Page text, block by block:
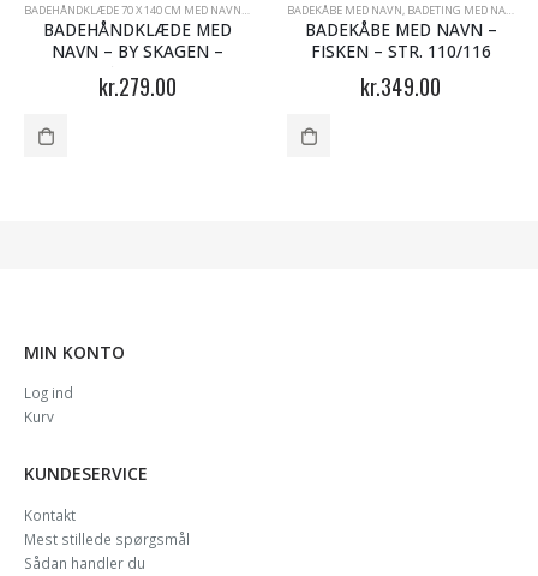
,HÅNDKLÆDER MED NAVN BADEHÅNDKLÆDE 70 X 140 CM MED NAVN
,BADETING MED NAVN,HÅNDKLÆDER MED NAVN
BADEHÅNDKLÆDE MED
NAVN – BY SKAGEN –
STØVET ROSA
kr.279.00
BADEKÅBE MED NAVN, BADETING MED NAVN
BADEKÅBE MED NAVN –
FISKEN – STR. 110/116
kr.349.00
MIN KONTO
Log ind
Kurv
KUNDESERVICE
Kontakt
Mest stillede spørgsmål
Sådan handler du